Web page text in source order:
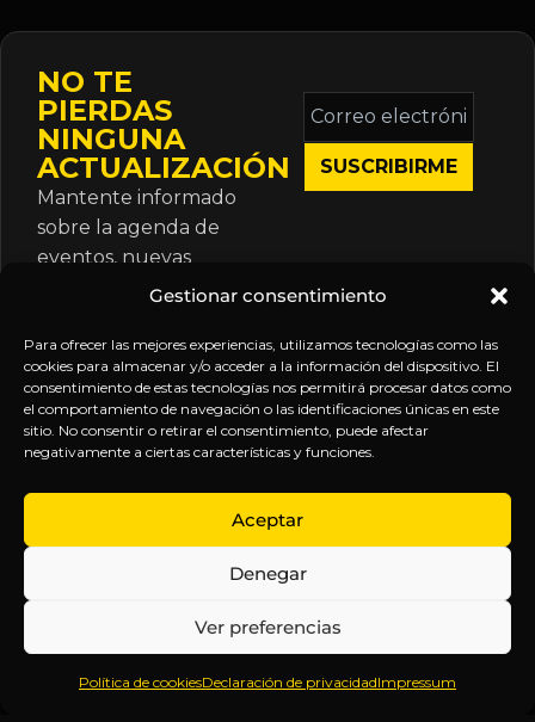
Gestionar consentimiento
Para ofrecer las mejores experiencias, utilizamos tecnologías como las
cookies para almacenar y/o acceder a la información del dispositivo. El
consentimiento de estas tecnologías nos permitirá procesar datos como
el comportamiento de navegación o las identificaciones únicas en este
sitio. No consentir o retirar el consentimiento, puede afectar
negativamente a ciertas características y funciones.
Aceptar
Denegar
Ver preferencias
Política de cookiesDeclaración de privacidadImpressum
NO TE
PIERDAS
NINGUNA
ACTUALIZACIÓN
Mantente informado
sobre la agenda de
eventos, nuevas
publicaciones y
suscripción.
Correo
electrónico
*
Inteligencia
Anticipándonos
EXPLORA
Inicio
Sobre
Contenido
Webinars
LEGAL
Política
de
Términos y
Aviso
SÍGUENOS